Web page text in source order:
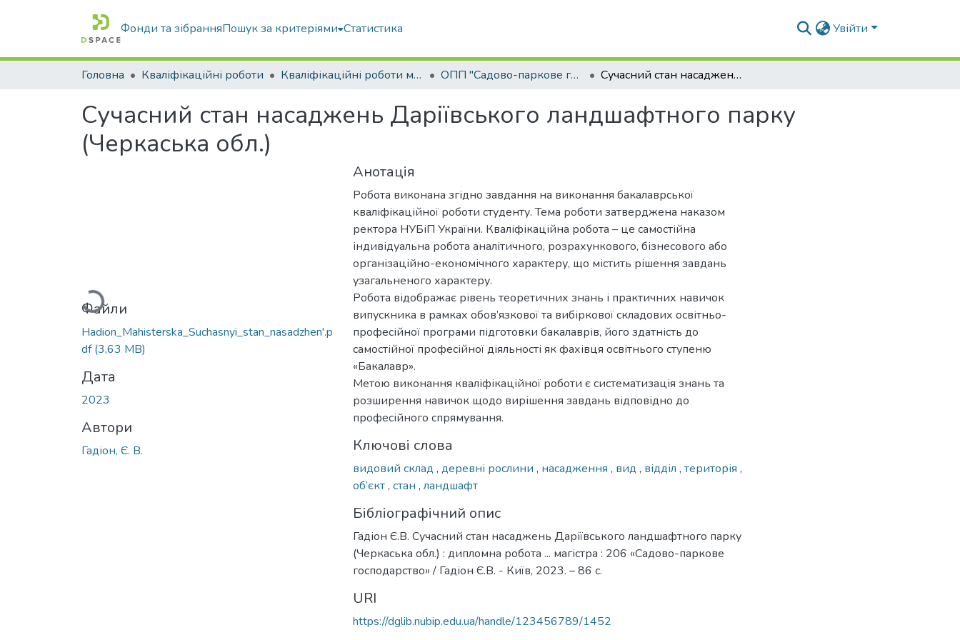
Фонди та зібранняПошук за критеріями Статистика Увійти
Головна Кваліфікаційні роботи Кваліфікаційні роботи магістрів ОПП "Садово-паркове господарство" Сучасний стан насаджень Даріївського ландшафтного парку (Черкаська обл.)
Сучасний стан насаджень Даріївського ландшафтного парку
(Черкаська обл.)
Вантажиться...
Файли
Hadion_Mahisterska_Suchasnyi_stan_nasadzhen'.p
df(3,63 MB)
Дата
2023
Автори
Гадіон, Є. В.
Анотація
Робота виконана згідно завдання на виконання бакалаврської
кваліфікаційної роботи студенту. Тема роботи затверджена наказом
ректора НУБіП України. Кваліфікаційна робота – це самостійна
індивідуальна робота аналітичного, розрахункового, бізнесового або
організаційно-економічного характеру, що містить рішення завдань
узагальненого характеру.
Робота відображає рівень теоретичних знань і практичних навичок
випускника в рамках обов’язкової та вибіркової складових освітньо-
професійної програми підготовки бакалаврів, його здатність до
самостійної професійної діяльності як фахівця освітнього ступеню
«Бакалавр».
Метою виконання кваліфікаційної роботи є систематизація знань та
розширення навичок щодо вирішення завдань відповідно до
професійного спрямування.
Ключові слова
видовий склад , деревні рослини , насадження , вид , відділ , територія ,
об’єкт, стан , ландшафт
Бібліографічний опис
Гадіон Є.В. Сучасний стан насаджень Даріївського ландшафтного парку
(Черкаська обл.) : дипломна робота ... магістра : 206 «Садово-паркове
господарство» / Гадіон Є.В. - Київ, 2023. – 86 с.
URI
https://dglib.nubip.edu.ua/handle/123456789/1452